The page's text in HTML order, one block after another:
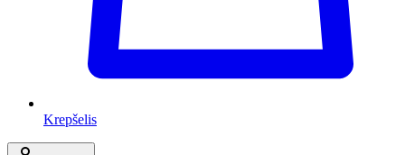
Krepšelis